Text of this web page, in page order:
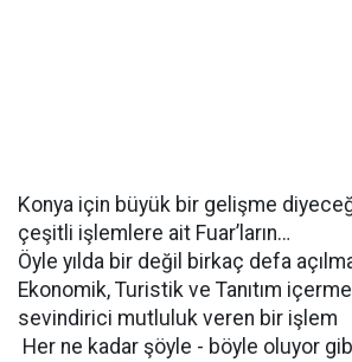
Konya için büyük bir gelişme
çeşitli işlemlere ait Fuar’ların…
Öyle yılda bir değil birkaç defa
Ekonomik, Turistik ve Tanıtım
sevindirici mutluluk veren bir işlem
Her ne kadar şöyle - böyle oluyor